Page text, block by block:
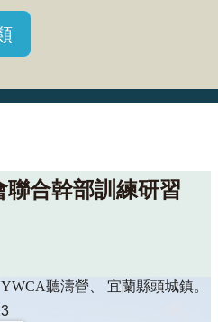
聯合幹部訓練研習
聽濤營、 宜蘭縣頭城鎮。